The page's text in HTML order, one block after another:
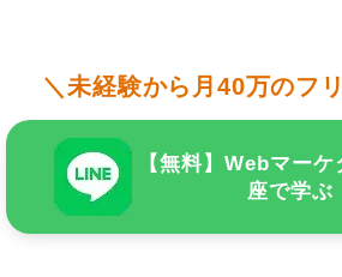
＼未経験から月40万のフ
【無料】Webマー
座で学ぶ